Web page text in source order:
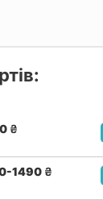
₴
1490 ₴